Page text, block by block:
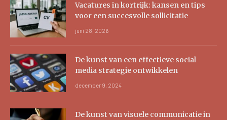
Vacatures in kortrijk: kansen en tips
voor een succesvolle sollicitatie
juni 28, 2026
De kunst van een effectieve social
media strategie ontwikkelen
december 9, 2024
De kunst van visuele communicatie in